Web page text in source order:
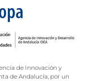
de Innovación y
de Andalucía, por un